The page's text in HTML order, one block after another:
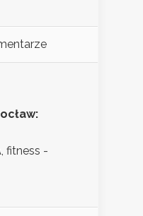
fitness -